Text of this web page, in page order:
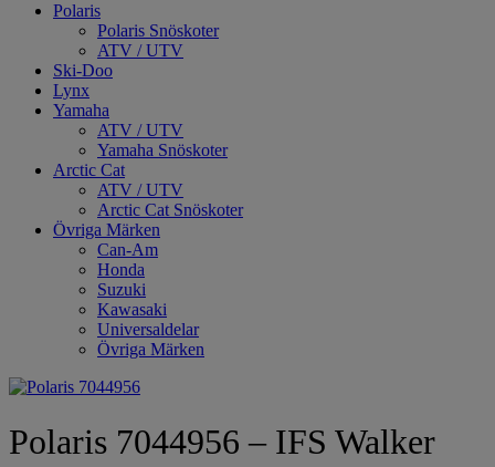
Polaris
Polaris Snöskoter
ATV / UTV
Ski-Doo
Lynx
Yamaha
ATV / UTV
Yamaha Snöskoter
Arctic Cat
ATV / UTV
Arctic Cat Snöskoter
Övriga Märken
Can-Am
Honda
Suzuki
Kawasaki
Universaldelar
Övriga Märken
Polaris 7044956 – IFS Walker